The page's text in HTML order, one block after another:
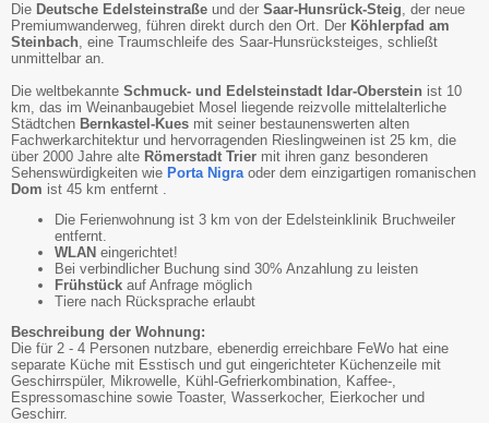
Die Deutsche Edelsteinstraße und der Saar-Hunsrück-Steig, der neue
Premiumwanderweg, führen direkt durch den Ort. Der Köhlerpfad am
Steinbach, eine Traumschleife des Saar-Hunsrücksteiges, schließt
unmittelbar an.
Die weltbekannte Schmuck- und Edelsteinstadt Idar-Oberstein ist 10
km, das im Weinanbaugebiet Mosel liegende reizvolle mittelalterliche
Städtchen Bernkastel-Kues mit seiner bestaunenswerten alten
Fachwerkarchitektur und hervorragenden Rieslingweinen ist 25 km, die
über 2000 Jahre alte Römerstadt Trier mit ihren ganz besonderen
Sehenswürdigkeiten wie Porta Nigraoder dem einzigartigen romanischen
Dom ist 45 km entfernt .
Die Ferienwohnung ist 3 km von der Edelsteinklinik Bruchweiler
entfernt.
WLAN eingerichtet!
Bei verbindlicher Buchung sind 30% Anzahlung zu leisten
Frühstück auf Anfrage möglich
Tiere nach Rücksprache erlaubt
Beschreibung der Wohnung:
Die für 2 - 4 Personen nutzbare, ebenerdig erreichbare FeWo hat eine
separate Küche mit Esstisch und gut eingerichteter Küchenzeile mit
Geschirrspüler, Mikrowelle, Kühl-Gefrierkombination, Kaffee-,
Espressomaschine sowie Toaster, Wasserkocher, Eierkocher und
Geschirr.